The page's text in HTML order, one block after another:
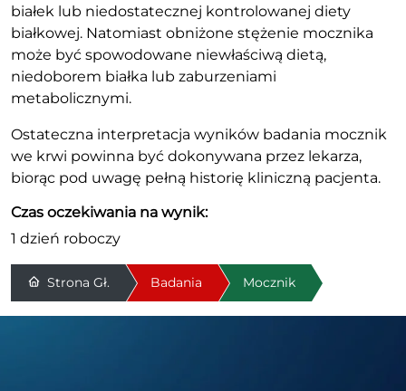
białek lub niedostatecznej kontrolowanej diety
białkowej. Natomiast obniżone stężenie mocznika
może być spowodowane niewłaściwą dietą,
niedoborem białka lub zaburzeniami
metabolicznymi.
Ostateczna interpretacja wyników badania mocznik
we krwi powinna być dokonywana przez lekarza,
biorąc pod uwagę pełną historię kliniczną pacjenta.
Czas oczekiwania na wynik:
1 dzień roboczy
Strona Gł. Badania Mocznik